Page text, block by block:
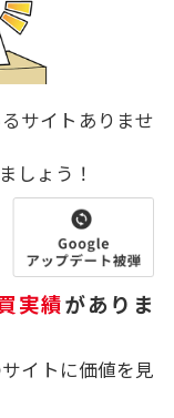
サイトありませ
しょう！
実績がありま
イトに価値を見